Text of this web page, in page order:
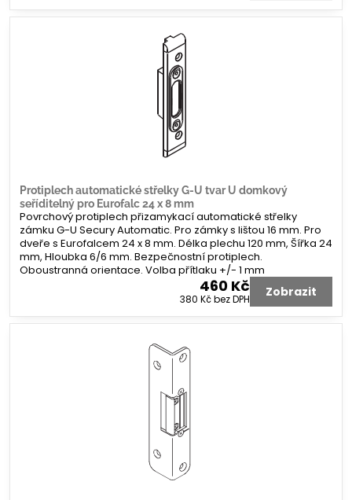
Protiplech automatické střelky G-U tvar U domkový
seříditelný pro Eurofalc 24 x 8 mm
Povrchový protiplech přizamykací automatické střelky
zámku G-U Secury Automatic. Pro zámky s lištou 16 mm. Pro
dveře s Eurofalcem 24 x 8 mm. Délka plechu 120 mm, Šířka 24
mm, Hloubka 6/6 mm. Bezpečnostní protiplech.
Oboustranná orientace. Volba přítlaku +/- 1 mm
460 Kč
380 Kčbez DPH Zobrazit